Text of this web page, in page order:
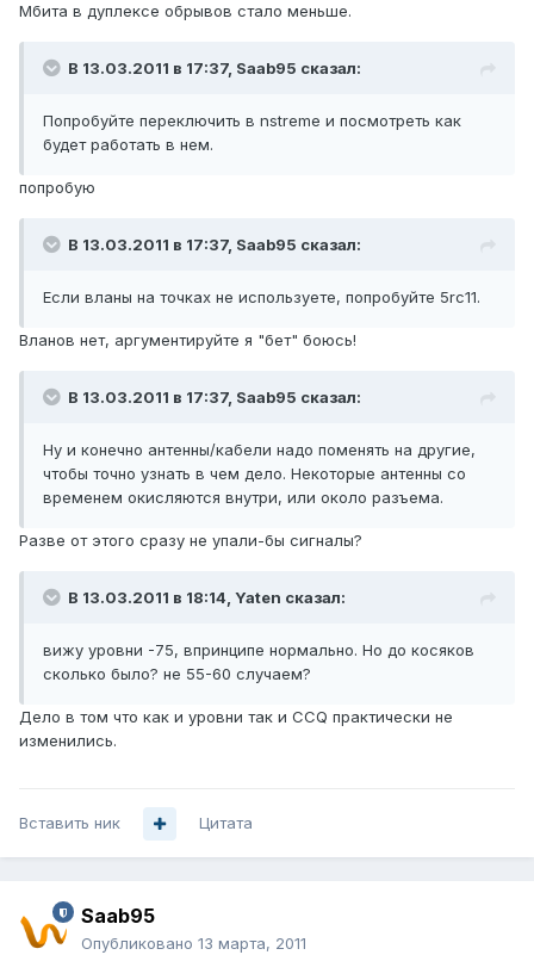
Мбита в дуплексе обрывов стало меньше.
В 13.03.2011 в 17:37, Saab95 сказал:
Попробуйте переключить в nstreme и посмотреть как
будет работать в нем.
попробую
В 13.03.2011 в 17:37, Saab95 сказал:
Если вланы на точках не используете, попробуйте 5rc11.
Вланов нет, аргументируйте я "бет" боюсь!
В 13.03.2011 в 17:37, Saab95 сказал:
Ну и конечно антенны/кабели надо поменять на другие,
чтобы точно узнать в чем дело. Некоторые антенны со
временем окисляются внутри, или около разъема.
Разве от этого сразу не упали-бы сигналы?
В 13.03.2011 в 18:14, Yaten сказал:
вижу уровни -75, впринципе нормально. Но до косяков
сколько было? не 55-60 случаем?
Дело в том что как и уровни так и CCQ практически не
изменились.
Вставить ник Цитата
Saab95
Опубликовано 13 марта, 2011